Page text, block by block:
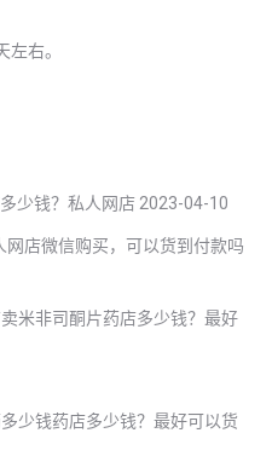
右。
少钱？私人网店 2023-04-10
店微信购买，可以货到付款吗
米非司酮片药店多少钱？最好
少钱药店多少钱？最好可以货